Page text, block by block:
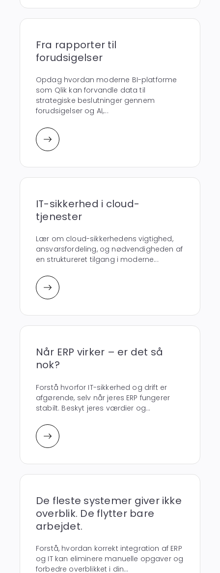
Fra rapporter til
forudsigelser
Opdag hvordan moderne BI-platforme
som Qlik kan forvandle data til
strategiske beslutninger gennem
forudsigelser og AI,...
IT-sikkerhed i cloud-
tjenester
Lær om cloud-sikkerhedens vigtighed,
ansvarsfordeling, og nødvendigheden af
en struktureret tilgang i moderne...
Når ERP virker – er det så
nok?
Forstå hvorfor IT-sikkerhed og drift er
afgørende, selv når jeres ERP fungerer
stabilt. Beskyt jeres værdier og...
De fleste systemer giver ikke
overblik. De flytter bare
arbejdet.
Forstå, hvordan korrekt integration af ERP
og IT kan eliminere manuelle opgaver og
forbedre overblikket i din...